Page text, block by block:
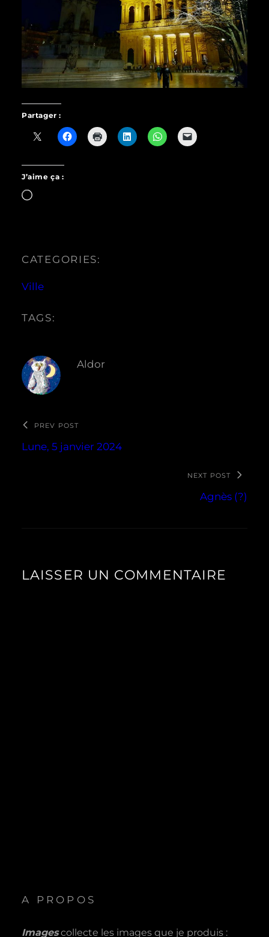
Partager :
J’aime ça :
Chargement…
CATEGORIES:
Ville
TAGS:
Aldor
PREV POST
Lune, 5 janvier 2024
NEXT POST
Agnès (?)
LAISSER UN COMMENTAIRE
A PROPOS
Imagescollecte les images que je produis :